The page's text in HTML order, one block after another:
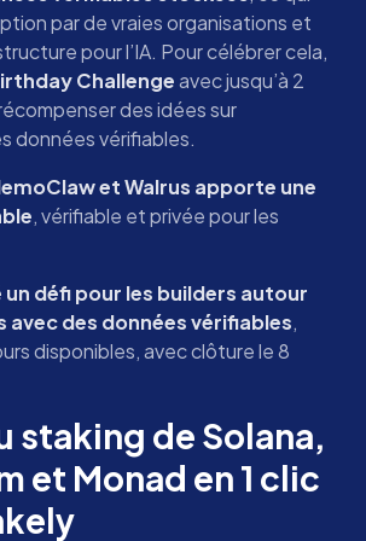
par de vraies organisations et
pour l’IA. Pour célébrer cela,
Challengeavec jusqu’à 2
des idées sur
données vérifiables.
et Walrus apporte une
, vérifiable et privée pour les
un défi pour les builders autour
avec des données vérifiables,
disponibles, avec clôture le 8
staking de Solana,
et Monad en 1 clic